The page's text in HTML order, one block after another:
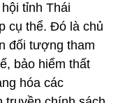
tỉnh Thái
cụ thể. Đó là chủ
đối tượng tham
bảo hiểm thất
hóa các